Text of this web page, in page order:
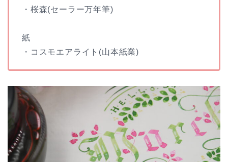
・桜森(セーラー万年筆)
紙
・コスモエアライト(山本紙業)